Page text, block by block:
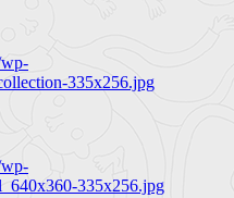
335x256.jpg
335x256.jpg